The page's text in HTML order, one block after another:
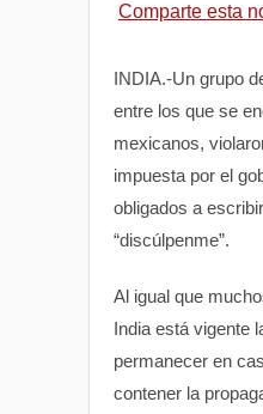
s
A
p
p
e
b
o
k
Comparte esta
INDIA.-Un grupo
entre los que se
mexicanos,
impuesta por el
obligados a
“discúlpenme”.
Al igual que
India está vigente
permanecer en
contener la